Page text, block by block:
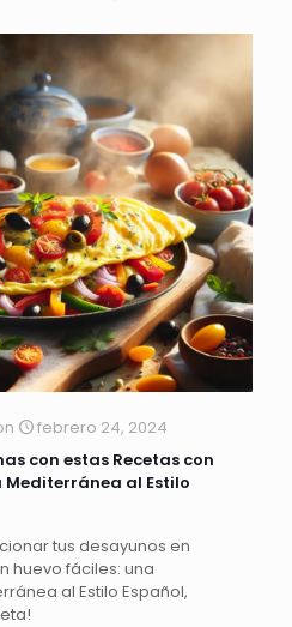
febrero 24, 2024
con estas Recetas con
Mediterránea al Estilo
tus desayunos en
huevo fáciles: una
al Estilo Español,